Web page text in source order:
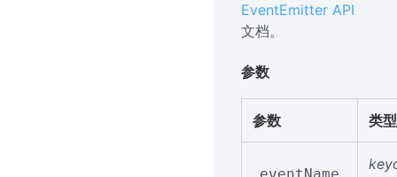
EventEmitter API
文档。
参数
参数 类型